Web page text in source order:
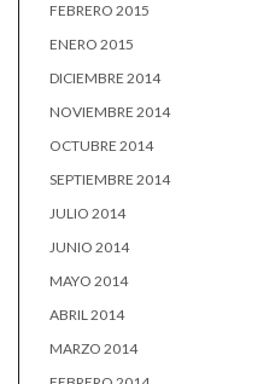
FEBRERO 2015
ENERO 2015
DICIEMBRE 2014
NOVIEMBRE 2014
OCTUBRE 2014
SEPTIEMBRE 2014
JULIO 2014
JUNIO 2014
MAYO 2014
ABRIL 2014
MARZO 2014